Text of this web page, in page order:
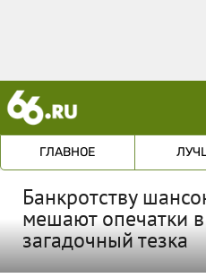
ГЛАВНОЕ
Банкротству
мешают опечатки
загадочный тезка